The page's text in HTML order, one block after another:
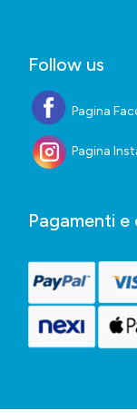
Follow us
Pagina
Pagina
Pagamenti e